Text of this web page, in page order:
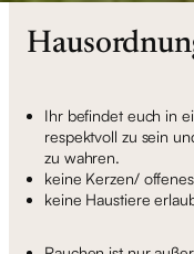
Ihr befindet euch in
respektvoll zu sein
zu wahren.
keine Kerzen/
keine Haustiere